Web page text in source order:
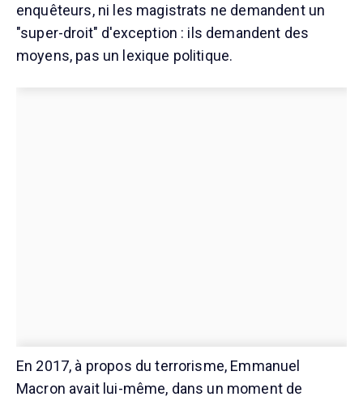
enquêteurs, ni les magistrats ne demandent un
"super-droit" d'exception : ils demandent des
moyens, pas un lexique politique.
En 2017, à propos du terrorisme, Emmanuel
Macron avait lui-même, dans un moment de